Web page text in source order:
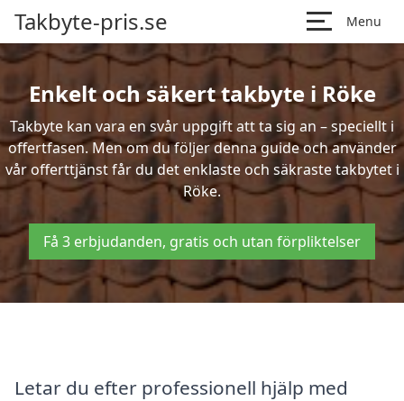
Takbyte-pris.se Menu
Enkelt och säkert takbyte i Röke
Takbyte kan vara en svår uppgift att ta sig an – speciellt i
offertfasen. Men om du följer denna guide och använder
vår offerttjänst får du det enklaste och säkraste takbytet i
Röke.
Få 3 erbjudanden, gratis och utan förpliktelser
Letar du efter professionell hjälp med